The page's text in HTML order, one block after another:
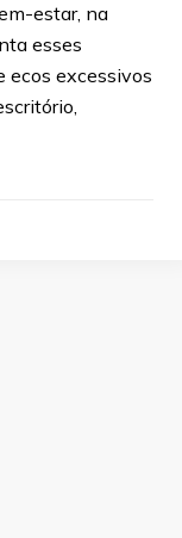
estar, na
esses
ecos excessivos